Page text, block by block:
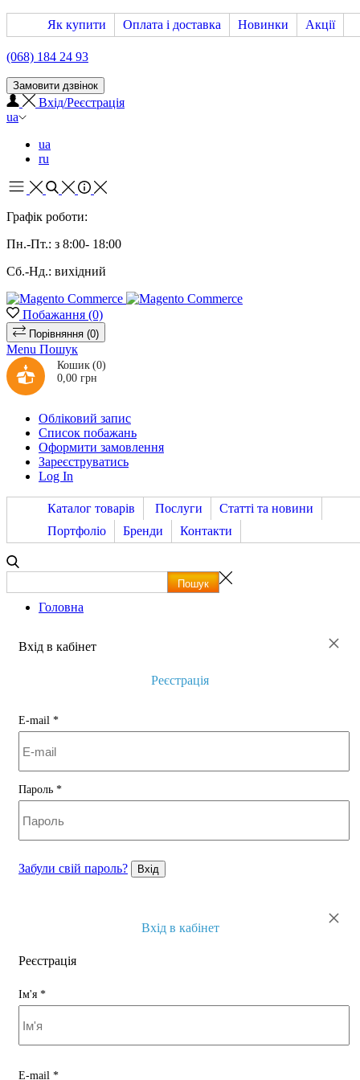
Як купити Оплата і доставка Новинки Акції
(068) 184 24 93
Замовити дзвінок
Вхід/Реєстрація
ua
ua
ru
Графік роботи:
Пн.-Пт.: з 8:00- 18:00
Сб.-Нд.: вихідний
Побажання (0)
Порівняння (0)
Menu Пошук
Кошик (0)
0,00 грн
Обліковий запис
Список побажань
Оформити замовлення
Зареєструватись
Log In
Каталог товарів Послуги
Статті та новини
Портфоліо
Бренди Контакти
Головна
×
Вхід в кабінет
Реєстрація
E-mail *
Пароль *
Забули свій пароль? Вхід
×
Вхід в кабінет
Реєстрація
Ім'я *
E-mail *